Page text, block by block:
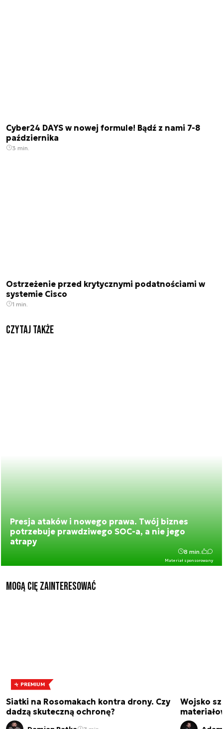
Cyber24 DAYS w nowej formule! Bądź z nami 7-8
października
3 min.
Ostrzeżenie przed krytycznymi podatnościami w
systemie Cisco
1 min.
Czytaj także
Presja ataków i nowego prawa. Twój biznes
potrzebuje prawdziwego SOC-a, a nie jego
atrapy
Materiał sponsorowany
8 min.
Mogą Cię zainteresować
PREMIUM
Siatki na Rosomakach kontra drony. Czy
dadzą skuteczną ochronę?
Wojsko